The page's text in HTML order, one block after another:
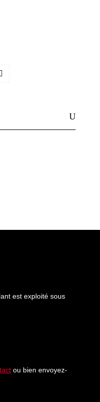
est exploité sous
ou bien envoyez-